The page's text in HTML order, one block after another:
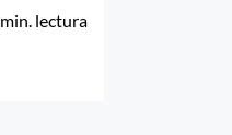
min. lectura